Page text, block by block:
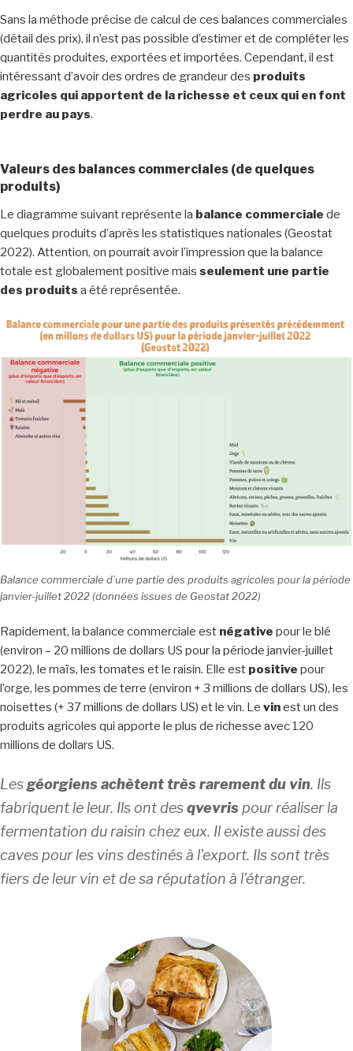
Sans la méthode précise de calcul de ces balances commerciales
(détail des prix), il n’est pas possible d’estimer et de compléter les
quantités produites, exportées et importées. Cependant, il est
intéressant d’avoir des ordres de grandeur des produits
agricoles qui apportent de la richesse et ceux qui en font
perdre au pays.
Valeurs des balances commerciales (de quelques
produits)
Le diagramme suivant représente la balance commerciale de
quelques produits d’après les statistiques nationales (Geostat
2022). Attention, on pourrait avoir l’impression que la balance
totale est globalement positive mais seulement une partie
des produits a été représentée.
Balance commerciale d’une partie des produits agricoles pour la période
janvier-juillet 2022 (données issues de Geostat 2022)
Rapidement, la balance commerciale est négative pour le blé
(environ – 20 millions de dollars US pour la période janvier-juillet
2022), le maïs, les tomates et le raisin. Elle est positive pour
l’orge, les pommes de terre (environ + 3 millions de dollars US), les
noisettes (+ 37 millions de dollars US) et le vin. Le vinest un des
produits agricoles qui apporte le plus de richesse avec 120
millions de dollars US.
Lesgéorgiens achètent très rarement du vin. Ils
fabriquent le leur. Ils ont desqvevris pour réaliser la
fermentation du raisin chez eux. Il existe aussi des
caves pour les vins destinés à l’export. Ils sont très
fiers de leur vin et de sa réputation à l’étranger.